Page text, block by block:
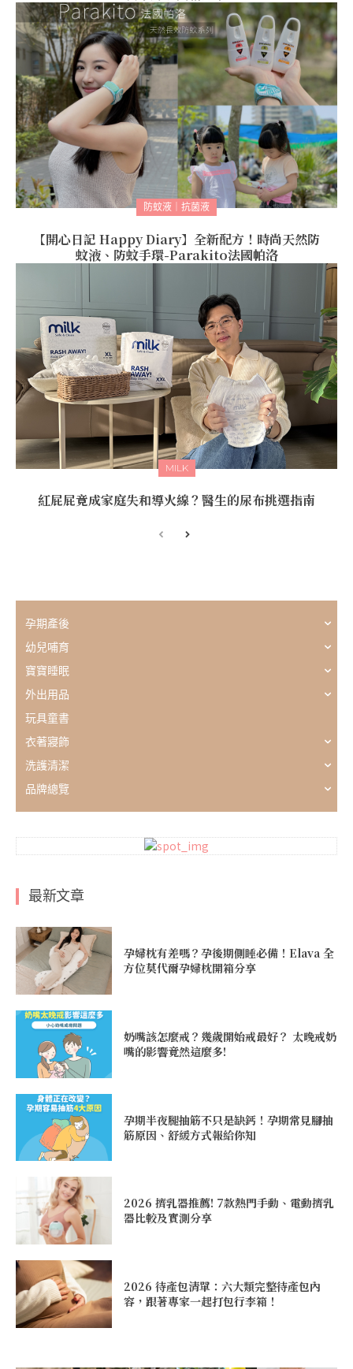
防蚊液｜抗菌液
【開心日記 Happy Diary】全新配方！時尚天然防
蚊液、防蚊手環-Parakito法國帕洛
MILK
紅屁屁竟成家庭失和導火線？醫生的尿布挑選指南
孕期產後
幼兒哺育
寶寶睡眠
外出用品
玩具童書
衣著寢飾
洗護清潔
品牌總覽
最新文章
孕婦枕有差嗎？孕後期側睡必備！Elava 全
方位莫代爾孕婦枕開箱分享
奶嘴該怎麼戒？幾歲開始戒最好？ 太晚戒奶
嘴的影響竟然這麼多!
孕期半夜腿抽筋不只是缺鈣！孕期常見腳抽
筋原因、舒緩方式報給你知
2026 擠乳器推薦! 7款熱門手動、電動擠乳
器比較及實測分享
2026 待產包清單：六大類完整待產包內
容，跟著專家一起打包行李箱！